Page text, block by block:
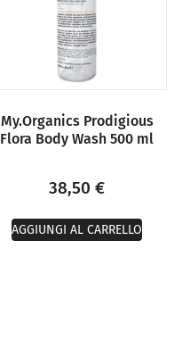
My.Organics Prodigious
Flora Body Wash 500 ml
38,50€
AGGIUNGI AL CARRELLO